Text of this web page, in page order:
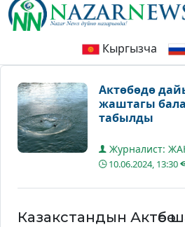
Кыргызча
Актөбөдө
жаштагы
табылды
Журналист:
10.06.2024, 13:30
Казакстандын Актөбө